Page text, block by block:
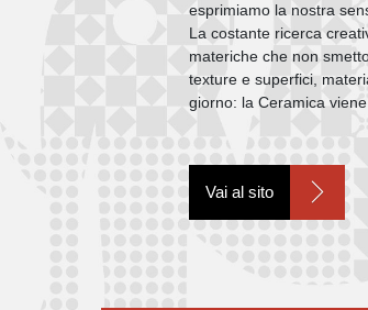
esprimiamo la nostra
La costante ricerca
materiche che non
texture e superfici,
giorno: la Ceramica
Vai al sito